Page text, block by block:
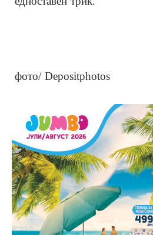
фото/ Depositphotos